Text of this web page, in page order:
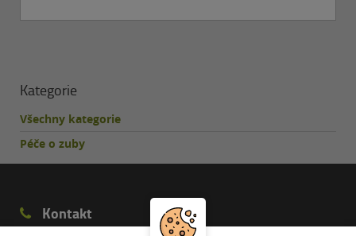
Kategorie
Všechny kategorie
Péče o zuby
Kontakt